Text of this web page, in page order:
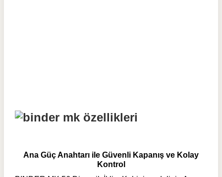
Ana Güç Anahtarı ile Güvenli Kapanış ve Kolay
Kontrol